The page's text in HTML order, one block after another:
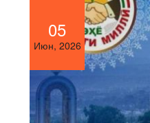
05
Июн, 2026